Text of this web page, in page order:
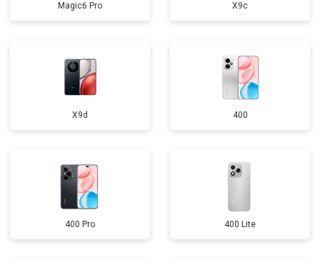
Magic6 Pro X9c
X9d 400
400 Pro 400 Lite